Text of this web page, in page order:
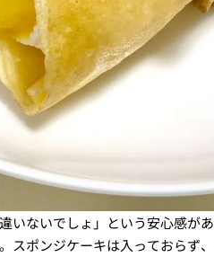
いないでしょ」という安心感が
スポンジケーキは入っておらず